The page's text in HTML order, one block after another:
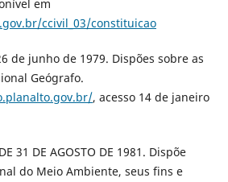
em
ccivil_03/constituicao
de junho de 1979. Dispões sobre as
Geógrafo.
, acesso 14 de janeiro
31 DE AGOSTO DE 1981. Dispõe
do Meio Ambiente, seus fins e